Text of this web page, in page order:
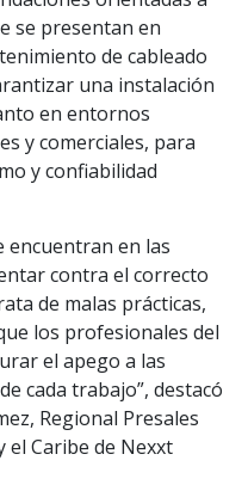
se presentan en
de cableado
una instalación
en entornos
y comerciales, para
y confiabilidad
encuentran en las
contra el correcto
de malas prácticas,
los profesionales del
el apego a las
cada trabajo”, destacó
Regional Presales
el Caribe de Nexxt